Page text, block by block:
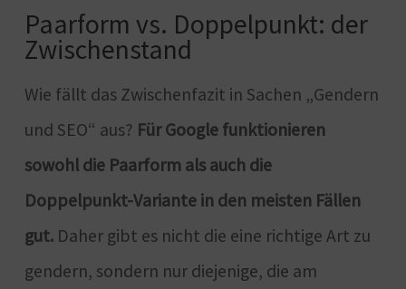
Paarform vs. Doppelpunkt: der
Zwischenstand
Wie fällt das Zwischenfazit in Sachen „Gendern
und SEO“ aus? Für Google funktionieren
sowohl die Paarform als auch die
Doppelpunkt-Variante in den meisten Fällen
gut.Daher gibt es nicht die eine richtige Art zu
gendern, sondern nur diejenige, die am